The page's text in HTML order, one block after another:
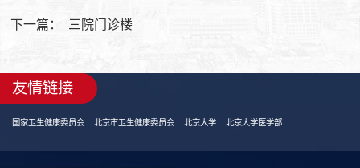
下一篇： 三院门诊楼
友情链接
国家卫生健康委员会 北京市卫生健康委员会 北京大学 北京大学医学部